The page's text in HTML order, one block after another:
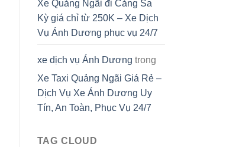
Xe Quảng Ngãi đi Cảng Sa
Kỳ giá chỉ từ 250K – Xe Dịch
Vụ Ánh Dương phục vụ 24/7
xe dịch vụ Ánh Dương trong
Xe Taxi Quảng Ngãi Giá Rẻ –
Dịch Vụ Xe Ánh Dương Uy
Tín, An Toàn, Phục Vụ 24/7
TAG CLOUD